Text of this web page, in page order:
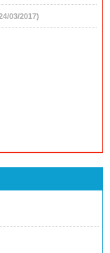
03/2017)